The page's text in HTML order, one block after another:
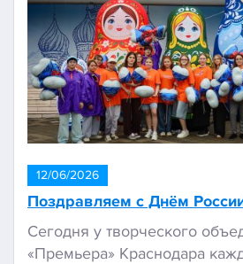
12/06/2026
Поздравляем с Днём
Сегодня у творческого
«Премьера» Краснодара